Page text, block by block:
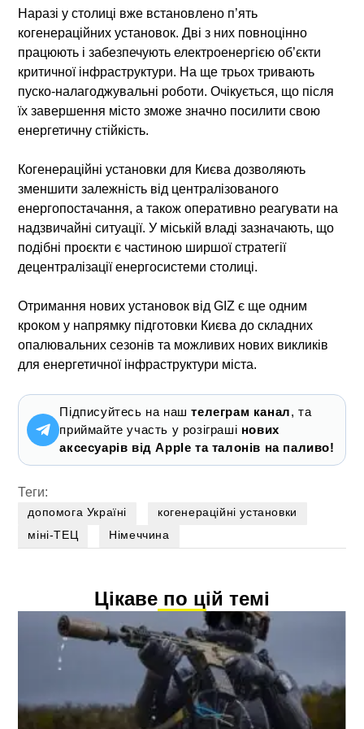
Наразі у столиці вже встановлено п’ять
когенераційних установок. Дві з них повноцінно
працюють і забезпечують електроенергією об’єкти
критичної інфраструктури. На ще трьох тривають
пуско-налагоджувальні роботи. Очікується, що після
їх завершення місто зможе значно посилити свою
енергетичну стійкість.
Когенераційні установки для Києва дозволяють
зменшити залежність від централізованого
енергопостачання, а також оперативно реагувати на
надзвичайні ситуації. У міській владі зазначають, що
подібні проєкти є частиною ширшої стратегії
децентралізації енергосистеми столиці.
Отримання нових установок від GIZ є ще одним
кроком у напрямку підготовки Києва до складних
опалювальних сезонів та можливих нових викликів
для енергетичної інфраструктури міста.
Підписуйтесь на наштелеграм канал, та
приймайте участь у розіграші нових
аксесуарів від Apple та талонів на паливо!
Теги:
допомога Україні
когенераційні установки
міні-ТЕЦ
Німеччина
Цікаве по цій темі